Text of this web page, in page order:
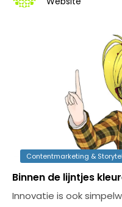
Contentmarketing &
Binnen de lijntjes
Innovatie is ook